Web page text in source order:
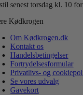
senest torsdag kl. 10
Kødkrogen
Om Kødkrogen.dk
Kontakt os
Handelsbetingelser
Fortrydelsesformular
Privatlivs- og
Se vores udvalg
Gavekort